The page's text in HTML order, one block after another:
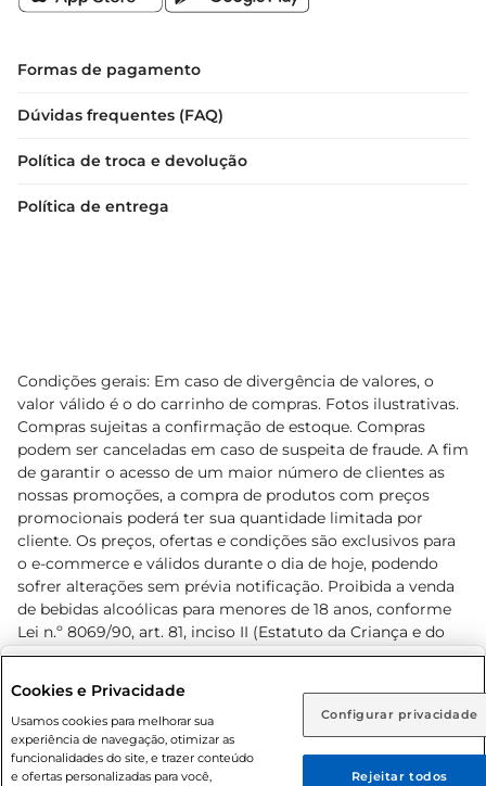
Rio de Janeiro (RJ) Goiás (GO)
Ou
Formas de pagamento
Dúvidas frequentes (FAQ)
Política de troca e devolução
Política de entrega
Condições gerais: Em caso de divergência de valores, o
valor válido é o do carrinho de compras. Fotos ilustrativas.
Compras sujeitas a confirmação de estoque. Compras
podem ser canceladas em caso de suspeita de fraude. A fim
de garantir o acesso de um maior número de clientes as
nossas promoções, a compra de produtos com preços
promocionais poderá ter sua quantidade limitada por
cliente. Os preços, ofertas e condições são exclusivos para
o e-commerce e válidos durante o dia de hoje, podendo
sofrer alterações sem prévia notificação. Proibida a venda
de bebidas alcoólicas para menores de 18 anos, conforme
Lei n.º 8069/90, art. 81, inciso II (Estatuto da Criança e do
Adolescente). Preços e condições exclusivos para o
prévio. O valor mínimo para as compras on-line é de R$
80,00.
Cookies e Privacidade
Usamos cookies para melhorar sua
experiência de navegação, otimizar as
funcionalidades do site, e trazer conteúdo
e ofertas personalizadas para você,
Configurar privacidade
Rejeitar todos